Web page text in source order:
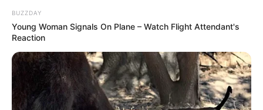
BUZZDAY
Young Woman Signals On Plane – Watch Flight Attendant's
Reaction